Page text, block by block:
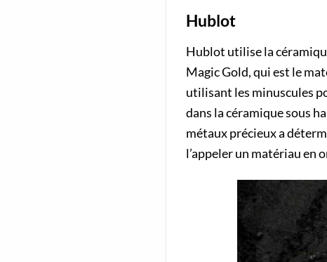
Hublot
Hublot utilise la
Magic Gold, qui est le
utilisant les minuscules
dans la céramique sous
métaux précieux a
l’appeler un matériau en